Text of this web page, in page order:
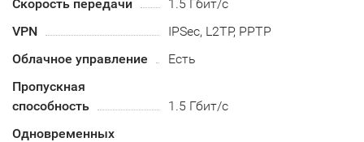
Скорость передачи
1.5 Гбит/с
VPN
IPSec, L2TP, PPTP
Облачное управление
Есть
Пропускная
способность
1.5 Гбит/с
Одновременных